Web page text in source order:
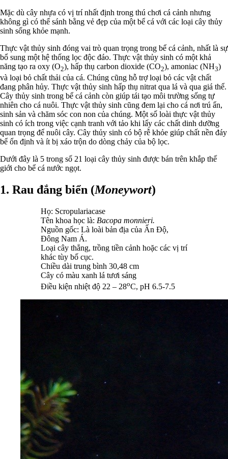
Mặc dù cây nhựa có vị trí nhất định trong thú chơi cá cảnh nhưng
không gì có thể sánh bằng vẻ đẹp của một bể cá với các loại cây thủy
sinh sống khỏe mạnh.
Thực vật thủy sinh đóng vai trò quan trọng trong bể cá cảnh, nhất là sự
bổ sung một hệ thống lọc độc đáo. Thực vật thủy sinh có một khả
năng tạo ra oxy (O2), hấp thụ carbon dioxide (CO2), amoniac (NH3)
và loại bỏ chất thải của cá. Chúng cũng hỗ trợ loại bỏ các vật chất
đang phân hủy. Thực vật thủy sinh hấp thụ nitrat qua lá và qua giá thể.
Cây thủy sinh trong bể cá cảnh còn giúp tái tạo môi trường sống tự
nhiên cho cá nuôi. Thực vật thủy sinh cũng đem lại cho cá nơi trú ẩn,
sinh sản và chăm sóc con non của chúng. Một số loài thực vật thủy
sinh có ích trong việc cạnh tranh với tảo khi lấy các chất dinh dưỡng
quan trọng để nuôi cây. Cây thủy sinh có bộ rễ khỏe giúp chất nền đáy
bể ổn định và ít bị xáo trộn do dòng chảy của bộ lọc.
Dưới đây là 5 trong số 21 loại cây thủy sinh được bán trên khắp thế
giới cho bể cá nước ngọt.
1. Rau đắng biển (Moneywort)
Họ: Scropulariacase
Tên khoa học là: Bacopa monnieri.
Nguồn gốc: Là loài bản địa của Ấn Độ,
Đông Nam Á.
Loại cây thẳng, trồng tiền cảnh hoặc các vị trí
khác tùy bố cục.
Chiều dài trung bình 30,48 cm
Cây có màu xanh lá tươi sáng
Điều kiện nhiệt độ 22 – 28oC, pH 6.5-7.5